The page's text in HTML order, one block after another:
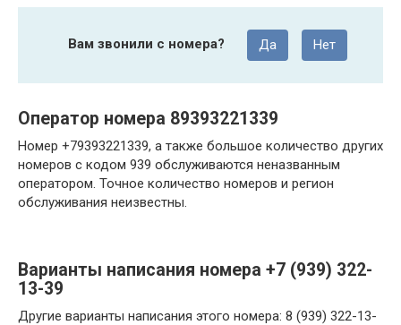
Вам звонили с номера? Да Нет
Оператор номера 89393221339
Номер +79393221339, а также большое количество других
номеров с кодом 939 обслуживаются неназванным
оператором. Точное количество номеров и регион
обслуживания неизвестны.
Варианты написания номера +7 (939) 322-
13-39
Другие варианты написания этого номера: 8 (939) 322-13-